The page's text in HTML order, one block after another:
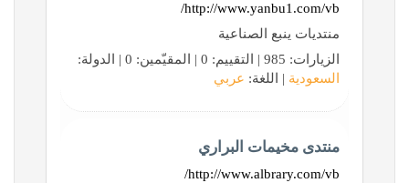
http://www.yanbu1.com/vb/
منتديات ينبع الصناعية
الزيارات: 985 | التقييم: 0 | المقيّمين: 0 | الدولة:
السعودية | اللغة: عربي
منتدى مخيمات البراري
http://www.albrary.com/vb/